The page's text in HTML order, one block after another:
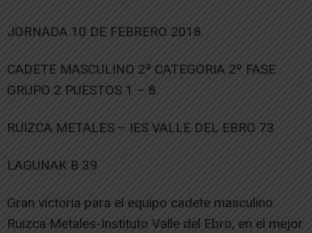
JORNADA 10 DE FEBRERO 2018
CADETE MASCULINO 2ª CATEGORIA 2º FASE
GRUPO 2 PUESTOS 1 – 8
RUIZCA METALES – IES VALLE DEL EBRO 73
LAGUNAK B 39
Gran victoria para el equipo cadete masculino
Ruizca Metales-Instituto Valle del Ebro, en el mejor